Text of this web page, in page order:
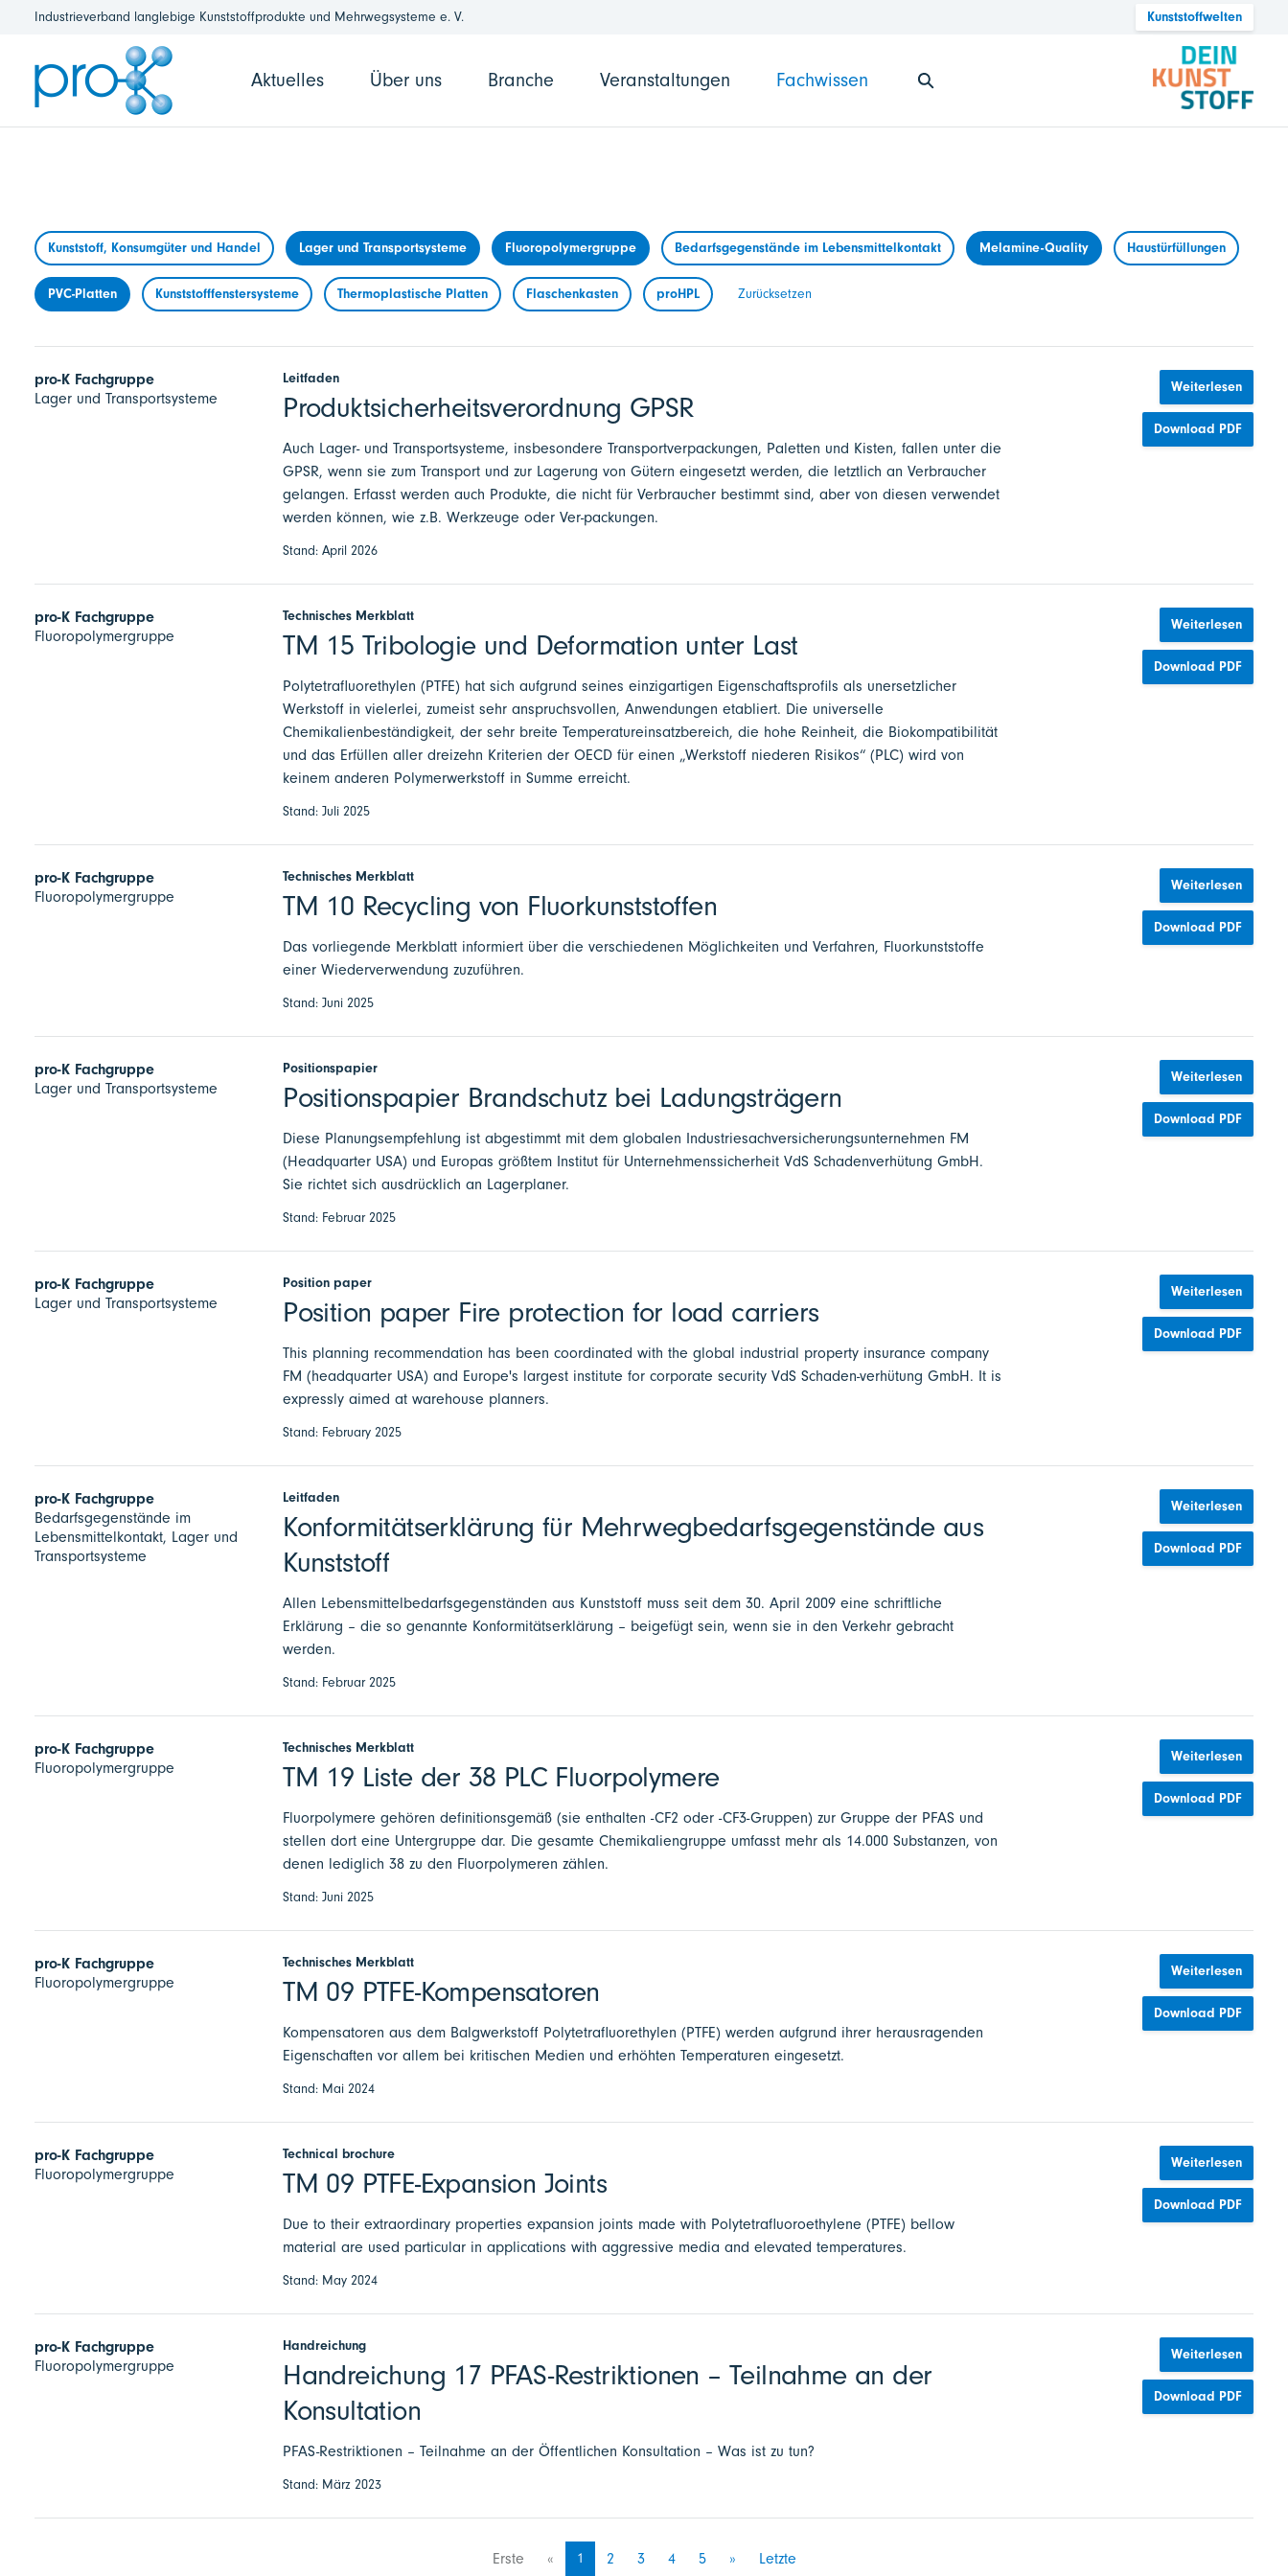
Industrieverband langlebige Kunststoffprodukte und Mehrwegsysteme e. V. Kunststoffwelten
Aktuelles Über uns Branche Veranstaltungen Fachwissen
Kunststoff, Konsumgüter und Handel Lager und Transportsysteme Fluoropolymergruppe Bedarfsgegenstände im Lebensmittelkontakt Melamine-Quality Haustürfüllungen
PVC-Platten Kunststofffenstersysteme Thermoplastische Platten Flaschenkasten proHPL Zurücksetzen
pro-K Fachgruppe
Lager und Transportsysteme
Leitfaden
Produktsicherheitsverordnung GPSR
Auch Lager- und Transportsysteme, insbesondere Transportverpackungen, Paletten und Kisten, fallen unter die
GPSR, wenn sie zum Transport und zur Lagerung von Gütern eingesetzt werden, die letztlich an Verbraucher
gelangen. Erfasst werden auch Produkte, die nicht für Verbraucher bestimmt sind, aber von diesen verwendet
werden können, wie z.B. Werkzeuge oder Ver-packungen.
Stand: April 2026
Weiterlesen
Download PDF
pro-K Fachgruppe
Fluoropolymergruppe
Technisches Merkblatt
TM 15 Tribologie und Deformation unter Last
Polytetrafluorethylen (PTFE) hat sich aufgrund seines einzigartigen Eigenschaftsprofils als unersetzlicher
Werkstoff in vielerlei, zumeist sehr anspruchsvollen, Anwendungen etabliert. Die universelle
Chemikalienbeständigkeit, der sehr breite Temperatureinsatzbereich, die hohe Reinheit, die Biokompatibilität
und das Erfüllen aller dreizehn Kriterien der OECD für einen „Werkstoff niederen Risikos“ (PLC) wird von
keinem anderen Polymerwerkstoff in Summe erreicht.
Stand: Juli 2025
Weiterlesen
Download PDF
pro-K Fachgruppe
Fluoropolymergruppe
Technisches Merkblatt
TM 10 Recycling von Fluorkunststoffen
Das vorliegende Merkblatt informiert über die verschiedenen Möglichkeiten und Verfahren, Fluorkunststoffe
einer Wiederverwendung zuzuführen.
Stand: Juni 2025
Weiterlesen
Download PDF
pro-K Fachgruppe
Lager und Transportsysteme
Positionspapier
Positionspapier Brandschutz bei Ladungsträgern
Diese Planungsempfehlung ist abgestimmt mit dem globalen Industriesachversicherungsunternehmen FM
(Headquarter USA) und Europas größtem Institut für Unternehmenssicherheit VdS Schadenverhütung GmbH.
Sie richtet sich ausdrücklich an Lagerplaner.
Stand: Februar 2025
Weiterlesen
Download PDF
pro-K Fachgruppe
Lager und Transportsysteme
Position paper
Position paper Fire protection for load carriers
This planning recommendation has been coordinated with the global industrial property insurance company
FM (headquarter USA) and Europe's largest institute for corporate security VdS Schaden-verhütung GmbH. It is
expressly aimed at warehouse planners.
Stand: February 2025
Weiterlesen
Download PDF
pro-K Fachgruppe
Bedarfsgegenstände im
Lebensmittelkontakt, Lager und
Transportsysteme
Leitfaden
Konformitätserklärung für Mehrwegbedarfsgegenstände aus
Kunststoff
Allen Lebensmittelbedarfsgegenständen aus Kunststoff muss seit dem 30. April 2009 eine schriftliche
Erklärung – die so genannte Konformitätserklärung – beigefügt sein, wenn sie in den Verkehr gebracht
werden.
Stand: Februar 2025
Weiterlesen
Download PDF
pro-K Fachgruppe
Fluoropolymergruppe
Technisches Merkblatt
TM 19 Liste der 38 PLC Fluorpolymere
Fluorpolymere gehören definitionsgemäß (sie enthalten -CF2 oder -CF3-Gruppen) zur Gruppe der PFAS und
stellen dort eine Untergruppe dar. Die gesamte Chemikaliengruppe umfasst mehr als 14.000 Substanzen, von
denen lediglich 38 zu den Fluorpolymeren zählen.
Stand: Juni 2025
Weiterlesen
Download PDF
pro-K Fachgruppe
Fluoropolymergruppe
Technisches Merkblatt
TM 09 PTFE-Kompensatoren
Kompensatoren aus dem Balgwerkstoff Polytetrafluorethylen (PTFE) werden aufgrund ihrer herausragenden
Eigenschaften vor allem bei kritischen Medien und erhöhten Temperaturen eingesetzt.
Stand: Mai 2024
Weiterlesen
Download PDF
pro-K Fachgruppe
Fluoropolymergruppe
Technical brochure
TM 09 PTFE-Expansion Joints
Due to their extraordinary properties expansion joints made with Polytetrafluoroethylene (PTFE) bellow
material are used particular in applications with aggressive media and elevated temperatures.
Stand: May 2024
Weiterlesen
Download PDF
pro-K Fachgruppe
Fluoropolymergruppe
Handreichung
Handreichung 17 PFAS-Restriktionen – Teilnahme an der
Konsultation
PFAS-Restriktionen – Teilnahme an der Öffentlichen Konsultation – Was ist zu tun?
Stand: März 2023
Weiterlesen
Download PDF
Erste « 1 2 3 4 5 » Letzte